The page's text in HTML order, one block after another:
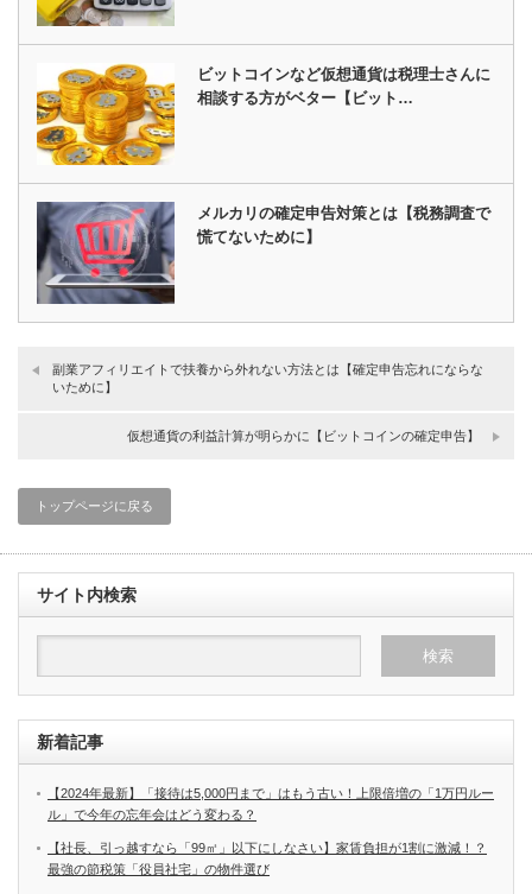
ビットコインなど仮想通貨は税理士さんに
相談する方がベター【ビット…
メルカリの確定申告対策とは【税務調査で
慌てないために】
副業アフィリエイトで扶養から外れない方法とは【確定申告忘れにならな
いために】
仮想通貨の利益計算が明らかに【ビットコインの確定申告】
トップページに戻る
サイト内検索
新着記事
【2024年最新】「接待は5,000円まで」はもう古い！上限倍増の「1万円ルー
ル」で今年の忘年会はどう変わる？
【社長、引っ越すなら「99㎡」以下にしなさい】家賃負担が1割に激減！？
最強の節税策「役員社宅」の物件選び